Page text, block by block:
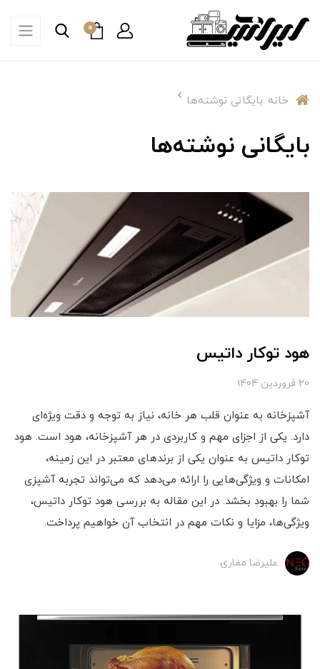
0
خانه بایگانی نوشته‌ها
بایگانی نوشته‌ها
هود توکار داتیس
20 فروردین 1404
آشپزخانه به عنوان قلب هر خانه، نیاز به توجه و دقت ویژه‌ای
دارد. یکی از اجزای مهم و کاربردی در هر آشپزخانه، هود است. هود
توکار داتیس به عنوان یکی از برندهای معتبر در این زمینه،
امکانات و ویژگی‌هایی را ارائه می‌دهد که می‌تواند تجربه آشپزی
شما را بهبود بخشد. در این مقاله به بررسی هود توکار داتیس،
ویژگی‌ها، مزایا و نکات مهم در انتخاب آن خواهیم پرداخت.
علیرضا مغاری